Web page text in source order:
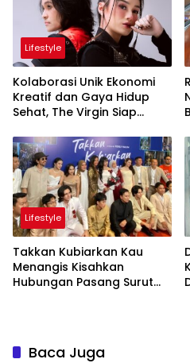
Lifestyle
Kolaborasi Unik Ekonomi
Kreatif dan Gaya Hidup
Sehat, The Virgin Siap
LokaryaFest 2026
Lifestyle
Takkan Kubiarkan Kau
Menangis Kisahkan
Hubungan Pasang Surut
Baca Juga